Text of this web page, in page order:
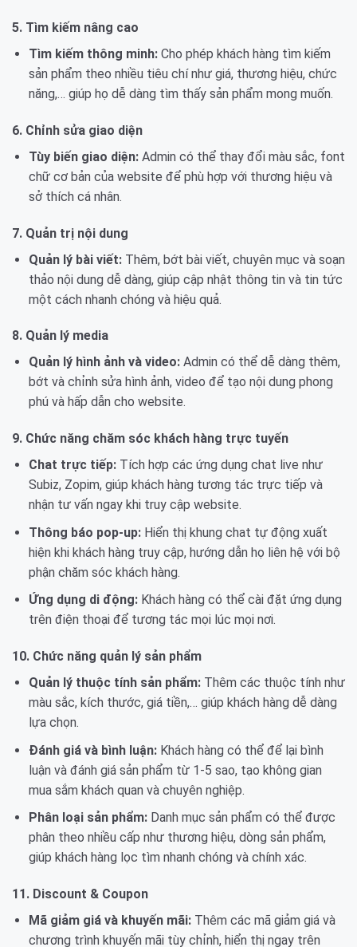
5. Tìm kiếm nâng cao
Tìm kiếm thông minh:Cho phép khách hàng tìm kiếm
sản phẩm theo nhiều tiêu chí như giá, thương hiệu, chức
năng,… giúp họ dễ dàng tìm thấy sản phẩm mong muốn.
6. Chỉnh sửa giao diện
Tùy biến giao diện:Admin có thể thay đổi màu sắc, font
chữ cơ bản của website để phù hợp với thương hiệu và
sở thích cá nhân.
7. Quản trị nội dung
Quản lý bài viết:Thêm, bớt bài viết, chuyên mục và soạn
thảo nội dung dễ dàng, giúp cập nhật thông tin và tin tức
một cách nhanh chóng và hiệu quả.
8. Quản lý media
Quản lý hình ảnh và video:Admin có thể dễ dàng thêm,
bớt và chỉnh sửa hình ảnh, video để tạo nội dung phong
phú và hấp dẫn cho website.
9. Chức năng chăm sóc khách hàng trực tuyến
Chat trực tiếp:Tích hợp các ứng dụng chat live như
Subiz, Zopim, giúp khách hàng tương tác trực tiếp và
nhận tư vấn ngay khi truy cập website.
Thông báo pop-up:Hiển thị khung chat tự động xuất
hiện khi khách hàng truy cập, hướng dẫn họ liên hệ với bộ
phận chăm sóc khách hàng.
Ứng dụng di động:Khách hàng có thể cài đặt ứng dụng
trên điện thoại để tương tác mọi lúc mọi nơi.
10. Chức năng quản lý sản phẩm
Quản lý thuộc tính sản phẩm:Thêm các thuộc tính như
màu sắc, kích thước, giá tiền,… giúp khách hàng dễ dàng
lựa chọn.
Đánh giá và bình luận:Khách hàng có thể để lại bình
luận và đánh giá sản phẩm từ 1-5 sao, tạo không gian
mua sắm khách quan và chuyên nghiệp.
Phân loại sản phẩm:Danh mục sản phẩm có thể được
phân theo nhiều cấp như thương hiệu, dòng sản phẩm,
giúp khách hàng lọc tìm nhanh chóng và chính xác.
11. Discount & Coupon
Mã giảm giá và khuyến mãi:Thêm các mã giảm giá và
chương trình khuyến mãi tùy chỉnh, hiển thị ngay trên